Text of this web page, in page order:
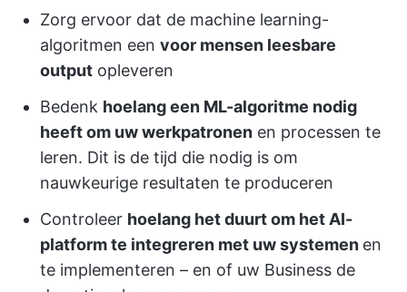
Zorg ervoor dat de machine learning-
algoritmen een voor mensen leesbare
output opleveren
Bedenk hoelang een ML-algoritme nodig
heeft om uwwerkpatronen en processen te
leren. Dit is de tijd die nodig is om
nauwkeurige resultaten te produceren
Controleer hoelang het duurt om het AI-
platform te integreren met uw systemen en
te implementeren – en of uw Business de